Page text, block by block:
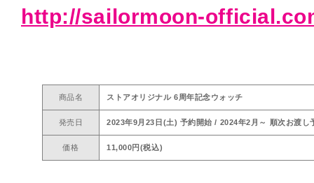
http://sailormoon-
商品名 ストアオリジナル 6周年記念ウォッチ
発売日 2023年9月23日(土) 予約開始 / 2024年2月～ 順次お渡し
価格 11,000円(税込)